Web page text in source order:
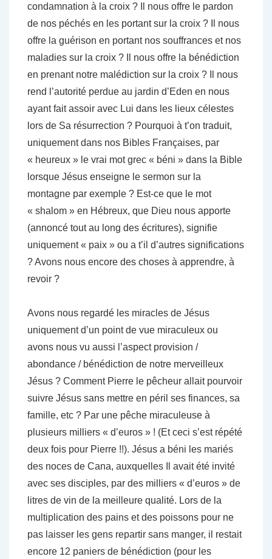
condamnation à la croix ? Il nous offre le pardon
de nos péchés en les portant sur la croix ? Il nous
offre la guérison en portant nos souffrances et nos
maladies sur la croix ? Il nous offre la bénédiction
en prenant notre malédiction sur la croix ? Il nous
rend l’autorité perdue au jardin d’Eden en nous
ayant fait assoir avec Lui dans les lieux célestes
lors de Sa résurrection ? Pourquoi à t’on traduit,
uniquement dans nos Bibles Françaises, par
« heureux » le vrai mot grec « béni » dans la Bible
lorsque Jésus enseigne le sermon sur la
montagne par exemple ? Est-ce que le mot
« shalom » en Hébreux, que Dieu nous apporte
(annoncé tout au long des écritures), signifie
uniquement « paix » ou a t’il d’autres significations
? Avons nous encore des choses à apprendre, à
revoir ?
Avons nous regardé les miracles de Jésus
uniquement d’un point de vue miraculeux ou
avons nous vu aussi l’aspect provision /
abondance / bénédiction de notre merveilleux
Jésus ? Comment Pierre le pêcheur allait pourvoir
suivre Jésus sans mettre en péril ses finances, sa
famille, etc ? Par une pêche miraculeuse à
plusieurs milliers « d’euros » ! (Et ceci s’est répété
deux fois pour Pierre !!). Jésus a béni les mariés
des noces de Cana, auxquelles Il avait été invité
avec ses disciples, par des milliers « d’euros » de
litres de vin de la meilleure qualité. Lors de la
multiplication des pains et des poissons pour ne
pas laisser les gens repartir sans manger, il restait
encore 12 paniers de bénédiction (pour les